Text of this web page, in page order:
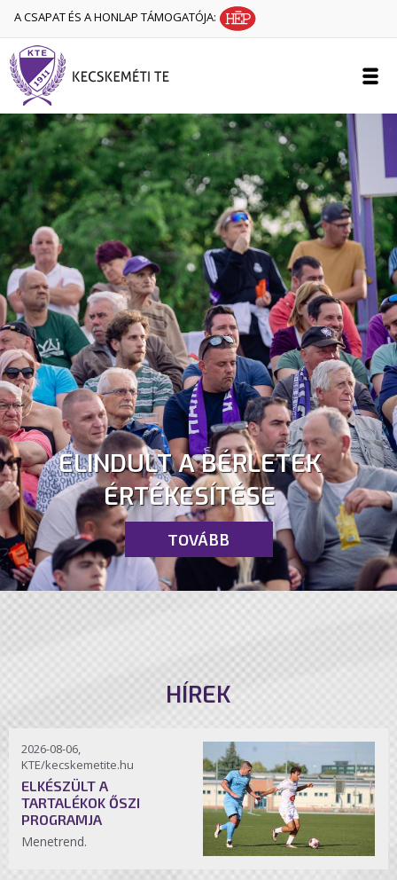
A CSAPAT ÉS A HONLAP TÁMOGATÓJA:
ELINDULT A BÉRLETEK
ÉRTÉKESÍTÉSE
TOVÁBB
HÍREK
2026-08-06,
KTE/kecskemetite.hu
ELKÉSZÜLT A
TARTALÉKOK ŐSZI
PROGRAMJA
Menetrend.